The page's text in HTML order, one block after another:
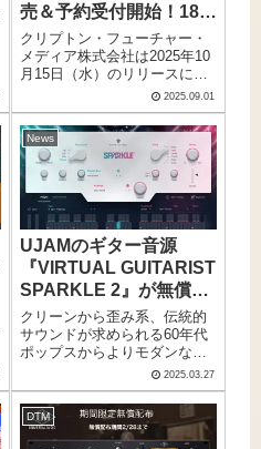
売＆予約受付開始！18年
ぶりの新バージョン、ツ
インボーカルの歌声合成
ソフトウェア
クリプトン・フューチャー・
メディア株式会社は2025年10
月15日（水）のリリースに向
けて、新製品『鏡音リン・レ
ンNT』の予約受付を開始し
た。
2025.09.01
News
UJAMのギター音源
『VIRTUAL GUITARIST
SPARKLE 2』が無償配
布中！
クリーンから歪み系、伝統的
サウンドが求められる60年代
ポップスからよりモダンな
2000年代のインディーロック
まで、どんなジャンルにも対
応できるUJAMのエレキギタ
ー音源、『Virtual Guitarist
SPARKLE 』が無償配布中！
2025.03.27
DTM